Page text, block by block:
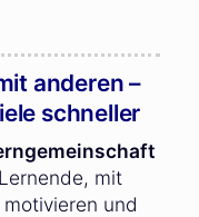
anderen –
schneller
mit
und